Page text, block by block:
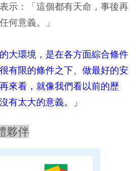
示：「這個都有天命，事後再
何意義。」
大環境，是在各方面綜合條件
有限的條件之下、做最好的安
來看，就像我們看以前的歷
有太大的意義。」
夥伴